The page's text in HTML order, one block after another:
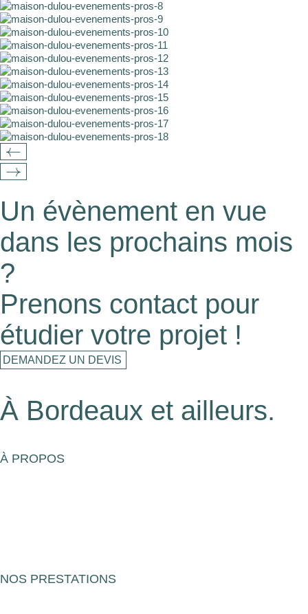
Un évènement en vue
dans les prochains mois
?
Prenons contact pour
étudier votre projet !
DEMANDEZ UN DEVIS
À Bordeaux et ailleurs.
À PROPOS
NOS PRESTATIONS